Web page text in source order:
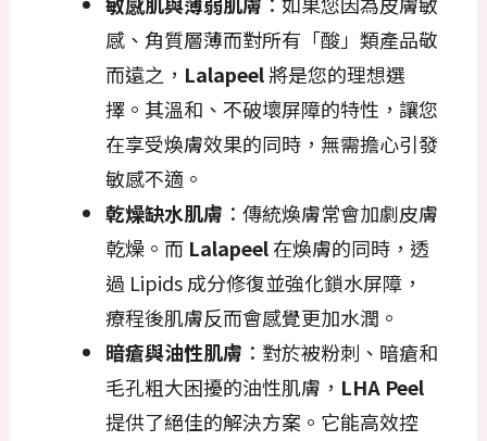
感、角質層薄而對所有「酸」類產品敬
而遠之， Lalapeel將是您的理想選
擇。其溫和、不破壞屏障的特性，讓您
在享受煥膚效果的同時，無需擔心引發
敏感不適。
乾燥缺水肌膚 ：傳統煥膚常會加劇皮膚
乾燥。而 Lalapeel在煥膚的同時，透
過 Lipids 成分修復並強化鎖水屏障，
療程後肌膚反而會感覺更加水潤。
暗瘡與油性肌膚 ：對於被粉刺、暗瘡和
毛孔粗大困擾的油性肌膚， LHA Peel
提供了絕佳的解決方案。它能高效控